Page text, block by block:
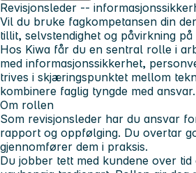
Revisjonsleder --
Vil du bruke fagkompetansen din
tillit, selvstendighet og påvirkning
Hos Kiwa får du en sentral rolle i
med informasjonssikkerhet,
trives i skjæringspunktet mellom
kombinere faglig tyngde med ansvar.
Om rollen
Som revisjonsleder har du ansvar
rapport og oppfølging. Du overtar
gjennomfører dem i praksis.
Du jobber tett med kundene over